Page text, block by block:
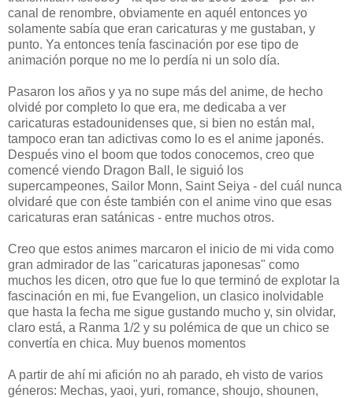
canal de renombre, obviamente en aquél entonces yo
solamente sabía que eran caricaturas y me gustaban, y
punto. Ya entonces tenía fascinación por ese tipo de
animación porque no me lo perdía ni un solo día.
Pasaron los años y ya no supe más del anime, de hecho
olvidé por completo lo que era, me dedicaba a ver
caricaturas estadounidenses que, si bien no están mal,
tampoco eran tan adictivas como lo es el anime japonés.
Después vino el boom que todos conocemos, creo que
comencé viendo Dragon Ball, le siguió los
supercampeones, Sailor Monn, Saint Seiya - del cuál nunca
olvidaré que con éste también con el anime vino que esas
caricaturas eran satánicas - entre muchos otros.
Creo que estos animes marcaron el inicio de mi vida como
gran admirador de las "caricaturas japonesas" como
muchos les dicen, otro que fue lo que terminó de explotar la
fascinación en mi, fue Evangelion, un clasico inolvidable
que hasta la fecha me sigue gustando mucho y, sin olvidar,
claro está, a Ranma 1/2 y su polémica de que un chico se
convertía en chica. Muy buenos momentos
A partir de ahí mi afición no ah parado, eh visto de varios
géneros: Mechas, yaoi, yuri, romance, shoujo, shounen,